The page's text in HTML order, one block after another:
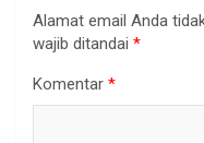
Alamat email Anda
wajib ditandai *
Komentar *